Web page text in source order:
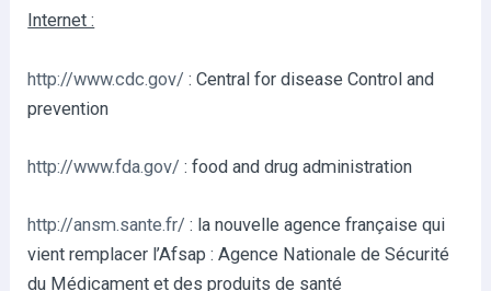
Internet :
http://www.cdc.gov/ : Central for disease Control and
prevention
http://www.fda.gov/ : food and drug administration
http://ansm.sante.fr/ : la nouvelle agence française qui
vient remplacer l’Afsap : Agence Nationale de Sécurité
du Médicament et des produits de santé